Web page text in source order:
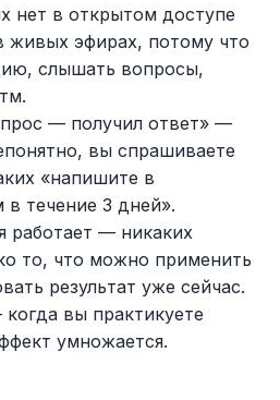
нет в открытом доступе
живых эфирах, потому что
слышать вопросы,
— получил ответ» —
вы спрашиваете
«напишите в
течение 3 дней».
работает — никаких
то, что можно применить
результат уже сейчас.
вы практикуете
умножается.